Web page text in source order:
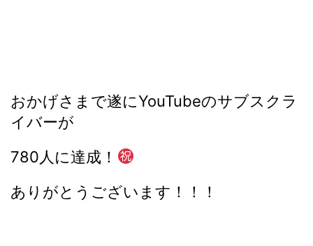
おかげさまで遂にYouTubeのサブスクラ
イバーが
780人に達成！
ありがとうございます！！！